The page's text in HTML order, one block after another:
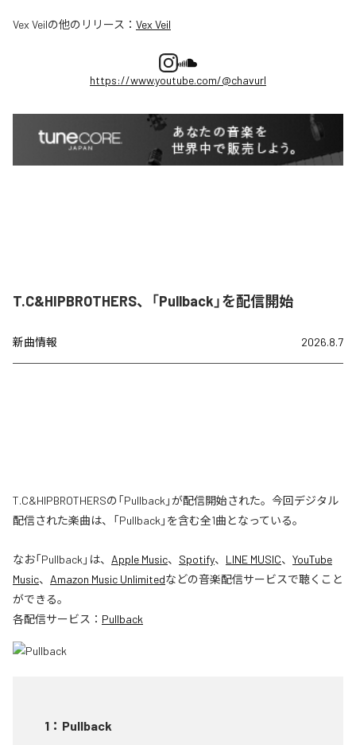
Vex Veilの他のリリース： Vex Veil
https://www.youtube.com/@chavurl
T.C&HIPBROTHERS、「Pullback」を配信開始
新曲情報 2026.8.7
T.C&HIPBROTHERSの「Pullback」が配信開始された。今回デジタル
配信された楽曲は、「Pullback」を含む全1曲となっている。
なお「Pullback 」は、 Apple Music、 Spotify、 LINE MUSIC、 YouTube
Music、 Amazon Music Unlimitedなどの音楽配信サービスで聴くこと
ができる。
各配信サービス： Pullback
1 ： Pullback